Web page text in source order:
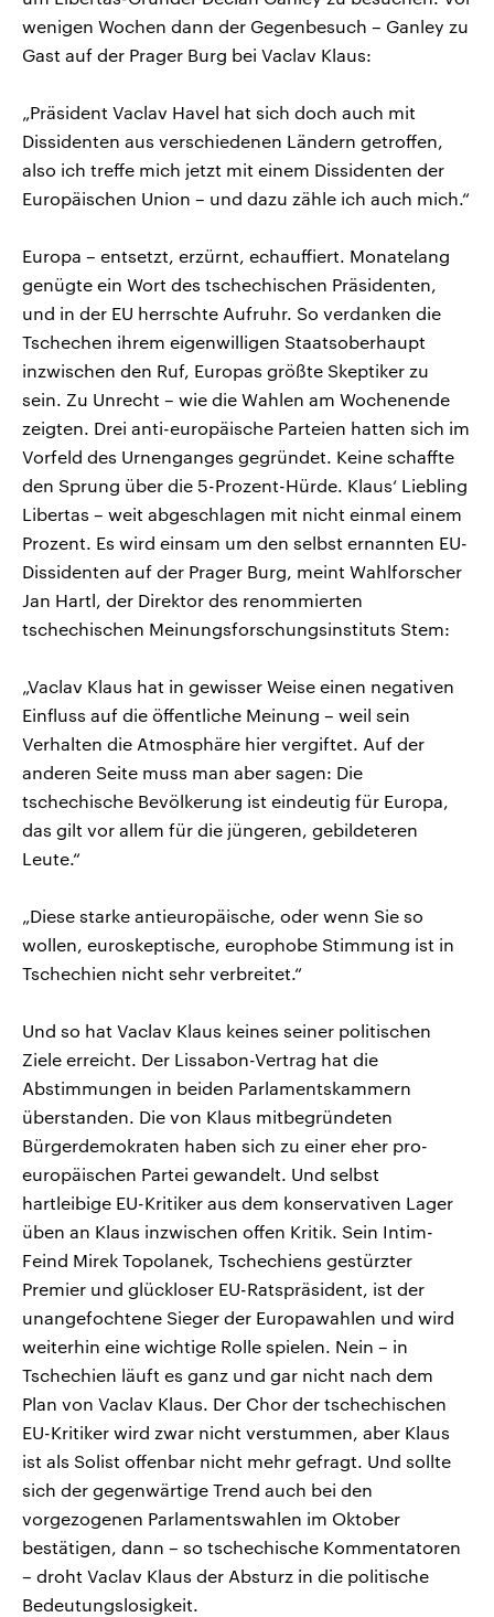
wenigen Wochen dann der Gegenbesuch – Ganley zu
Gast auf der Prager Burg bei Vaclav Klaus:
„Präsident Vaclav Havel hat sich doch auch mit
Dissidenten aus verschiedenen Ländern getroffen,
also ich treffe mich jetzt mit einem Dissidenten der
Europäischen Union – und dazu zähle ich auch mich.“
Europa – entsetzt, erzürnt, echauffiert. Monatelang
genügte ein Wort des tschechischen Präsidenten,
und in der EU herrschte Aufruhr. So verdanken die
Tschechen ihrem eigenwilligen Staatsoberhaupt
inzwischen den Ruf, Europas größte Skeptiker zu
sein. Zu Unrecht – wie die Wahlen am Wochenende
zeigten. Drei anti-europäische Parteien hatten sich im
Vorfeld des Urnenganges gegründet. Keine schaffte
den Sprung über die 5-Prozent-Hürde. Klaus‘ Liebling
Libertas – weit abgeschlagen mit nicht einmal einem
Prozent. Es wird einsam um den selbst ernannten EU-
Dissidenten auf der Prager Burg, meint Wahlforscher
Jan Hartl, der Direktor des renommierten
tschechischen Meinungsforschungsinstituts Stem:
„Vaclav Klaus hat in gewisser Weise einen negativen
Einfluss auf die öffentliche Meinung – weil sein
Verhalten die Atmosphäre hier vergiftet. Auf der
anderen Seite muss man aber sagen: Die
tschechische Bevölkerung ist eindeutig für Europa,
das gilt vor allem für die jüngeren, gebildeteren
Leute.“
„Diese starke antieuropäische, oder wenn Sie so
wollen, euroskeptische, europhobe Stimmung ist in
Tschechien nicht sehr verbreitet.“
Und so hat Vaclav Klaus keines seiner politischen
Ziele erreicht. Der Lissabon-Vertrag hat die
Abstimmungen in beiden Parlamentskammern
überstanden. Die von Klaus mitbegründeten
Bürgerdemokraten haben sich zu einer eher pro-
europäischen Partei gewandelt. Und selbst
hartleibige EU-Kritiker aus dem konservativen Lager
üben an Klaus inzwischen offen Kritik. Sein Intim-
Feind Mirek Topolanek, Tschechiens gestürzter
Premier und glückloser EU-Ratspräsident, ist der
unangefochtene Sieger der Europawahlen und wird
weiterhin eine wichtige Rolle spielen. Nein – in
Tschechien läuft es ganz und gar nicht nach dem
Plan von Vaclav Klaus. Der Chor der tschechischen
EU-Kritiker wird zwar nicht verstummen, aber Klaus
ist als Solist offenbar nicht mehr gefragt. Und sollte
sich der gegenwärtige Trend auch bei den
vorgezogenen Parlamentswahlen im Oktober
bestätigen, dann – so tschechische Kommentatoren
– droht Vaclav Klaus der Absturz in die politische
Bedeutungslosigkeit.